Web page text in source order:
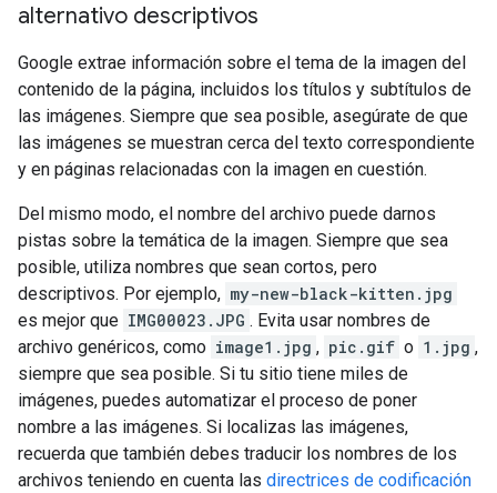
alternativo descriptivos
Google extrae información sobre el tema de la imagen del
contenido de la página, incluidos los títulos y subtítulos de
las imágenes. Siempre que sea posible, asegúrate de que
las imágenes se muestran cerca del texto correspondiente
y en páginas relacionadas con la imagen en cuestión.
Del mismo modo, el nombre del archivo puede darnos
pistas sobre la temática de la imagen. Siempre que sea
posible, utiliza nombres que sean cortos, pero
descriptivos. Por ejemplo, my-new-black-kitten.jpg
es mejor que IMG00023.JPG . Evita usar nombres de
archivo genéricos, como image1.jpg , pic.gif o 1.jpg ,
siempre que sea posible. Si tu sitio tiene miles de
imágenes, puedes automatizar el proceso de poner
nombre a las imágenes. Si localizas las imágenes,
recuerda que también debes traducir los nombres de los
archivos teniendo en cuenta las directrices de codificación